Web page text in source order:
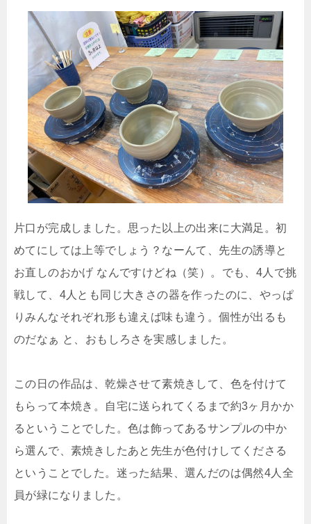
片口が完成しました。思った以上の出来に大満足。初
めてにしては上等でしょう？なーんて、先生の誘導と
お直しのおかげ なんですけどね（笑）。でも、4人で挑
戦して、4人とも同じ大きさの器を作ったのに、やっぱ
りみんなそれぞれ形も違えば味も違う。個性が出るも
のだなぁ と、おもしろさを実感しました。
この日の作品は、乾燥させて素焼きして、色を付けて
もらって本焼き。自宅に送られてくるまで約3ヶ月かか
るということでした。色は飾ってあるサンプルの中か
ら選んで、素焼きしたあと先生が色付けしてくださる
ということでした。迷った結果、選んだのは偶然4人全
員が緑になりました。